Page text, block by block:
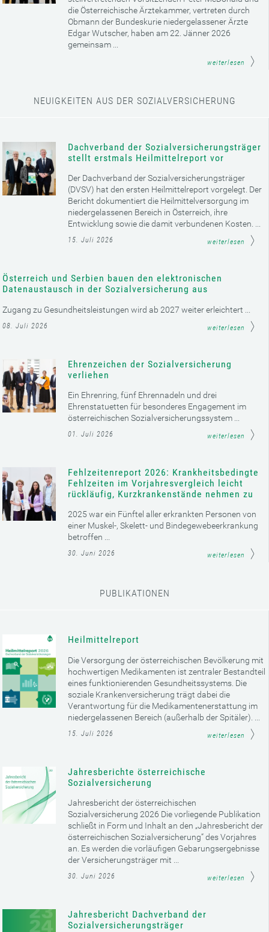
die Österreichische Ärztekammer, vertreten durch
Obmann der Bundeskurie niedergelassener Ärzte
Edgar Wutscher, haben am 22. Jänner 2026
gemeinsam ...
weiterlesen
NEUIGKEITEN AUS DER SOZIALVERSICHERUNG
Dachverband der Sozialversicherungsträger
stellt erstmals Heilmittelreport vor
Der Dachverband der Sozialversicherungsträger
(DVSV) hat den ersten Heilmittelreport vorgelegt. Der
Bericht dokumentiert die Heilmittelversorgung im
niedergelassenen Bereich in Österreich, ihre
Entwicklung sowie die damit verbundenen Kosten. ...
15. Juli 2026 weiterlesen
Österreich und Serbien bauen den elektronischen
Datenaustausch in der Sozialversicherung aus
Zugang zu Gesundheitsleistungen wird ab 2027 weiter erleichtert ...
08. Juli 2026 weiterlesen
Ehrenzeichen der Sozialversicherung
verliehen
Ein Ehrenring, fünf Ehrennadeln und drei
Ehrenstatuetten für besonderes Engagement im
österreichischen Sozialversicherungssystem ...
01. Juli 2026 weiterlesen
Fehlzeitenreport 2026: Krankheitsbedingte
Fehlzeiten im Vorjahresvergleich leicht
rückläufig, Kurzkrankenstände nehmen zu
2025 war ein Fünftel aller erkrankten Personen von
einer Muskel-, Skelett- und Bindegewebeerkrankung
betroffen ...
30. Juni 2026 weiterlesen
PUBLIKATIONEN
Heilmittelreport
Die Versorgung der österreichischen Bevölkerung mit
hochwertigen Medikamenten ist zentraler Bestandteil
eines funktionierenden Gesundheitssystems. Die
soziale Krankenversicherung trägt dabei die
Verantwortung für die Medikamentenerstattung im
niedergelassenen Bereich (außerhalb der Spitäler). ...
15. Juli 2026 weiterlesen
Jahresberichte österreichische
Sozialversicherung
Jahresbericht der österreichischen
Sozialversicherung 2026 Die vorliegende Publikation
schließt in Form und Inhalt an den „Jahresbericht der
österreichischen Sozialversicherung“ des Vorjahres
an. Es werden die vorläufigen Gebarungsergebnisse
der Versicherungsträger mit ...
30. Juni 2026 weiterlesen
Jahresbericht Dachverband der
Sozialversicherungsträger